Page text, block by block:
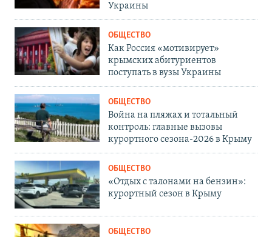
Украины
ОБЩЕСТВО
Как Россия «мотивирует»
крымских абитуриентов
поступать в вузы Украины
ОБЩЕСТВО
Война на пляжах и тотальный
контроль: главные вызовы
курортного сезона-2026 в Крыму
ОБЩЕСТВО
«Отдых с талонами на бензин»:
курортный сезон в Крыму
ОБЩЕСТВО